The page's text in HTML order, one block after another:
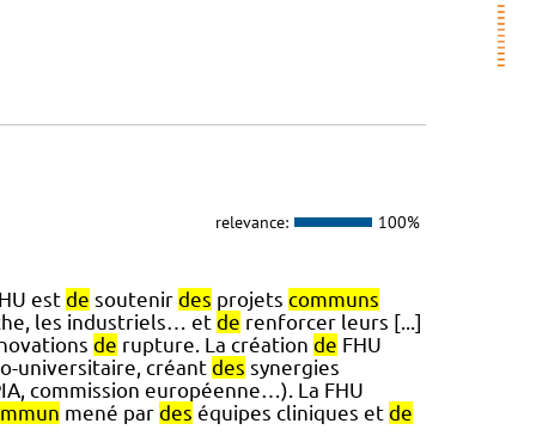
relevance: 100%
est de soutenir des projets communs
les industriels… et de renforcer leurs [...]
de rupture. La création de FHU
universitaire, créant des synergies
commission européenne…). La FHU
mené par des équipes cliniques et de